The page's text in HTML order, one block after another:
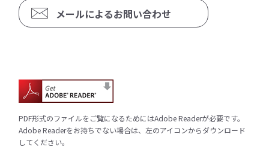
メールによるお問い合わせ
PDF形式のファイルをご覧になるためにはAdobe Readerが必要です。
Adobe Readerをお持ちでない場合は、左のアイコンからダウンロード
してください。